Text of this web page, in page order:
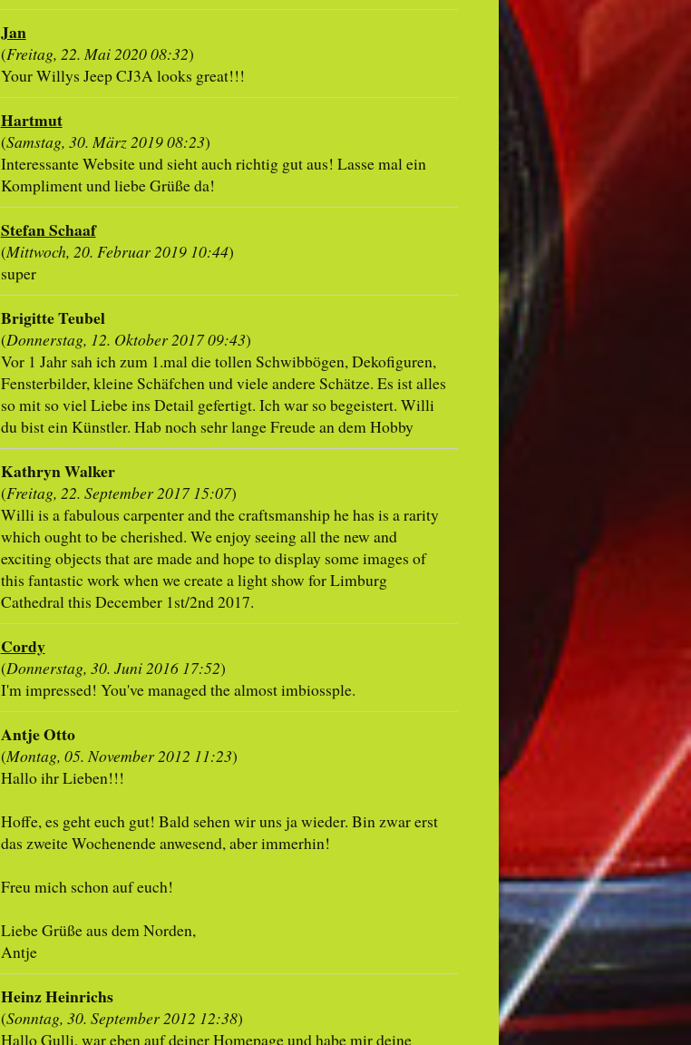
Jan
(Freitag, 22. Mai 2020 08:32)
Your Willys Jeep CJ3A looks great!!!
Hartmut
(Samstag, 30. März 2019 08:23)
Interessante Website und sieht auch richtig gut aus! Lasse mal ein
Kompliment und liebe Grüße da!
Stefan Schaaf
(Mittwoch, 20. Februar 2019 10:44)
super
Brigitte Teubel
(Donnerstag, 12. Oktober 2017 09:43)
Vor 1 Jahr sah ich zum 1.mal die tollen Schwibbögen, Dekofiguren,
Fensterbilder, kleine Schäfchen und viele andere Schätze. Es ist alles
so mit so viel Liebe ins Detail gefertigt. Ich war so begeistert. Willi
du bist ein Künstler. Hab noch sehr lange Freude an dem Hobby
Kathryn Walker
(Freitag, 22. September 2017 15:07)
Willi is a fabulous carpenter and the craftsmanship he has is a rarity
which ought to be cherished. We enjoy seeing all the new and
exciting objects that are made and hope to display some images of
this fantastic work when we create a light show for Limburg
Cathedral this December 1st/2nd 2017.
Cordy
(Donnerstag, 30. Juni 2016 17:52)
I'm impressed! You've managed the almost imbiossple.
Antje Otto
(Montag, 05. November 2012 11:23)
Hallo ihr Lieben!!!
Hoffe, es geht euch gut! Bald sehen wir uns ja wieder. Bin zwar erst
das zweite Wochenende anwesend, aber immerhin!
Freu mich schon auf euch!
Liebe Grüße aus dem Norden,
Antje
Heinz Heinrichs
(Sonntag, 30. September 2012 12:38)
Hallo Gulli, war eben auf deiner Homepage und habe mir deine